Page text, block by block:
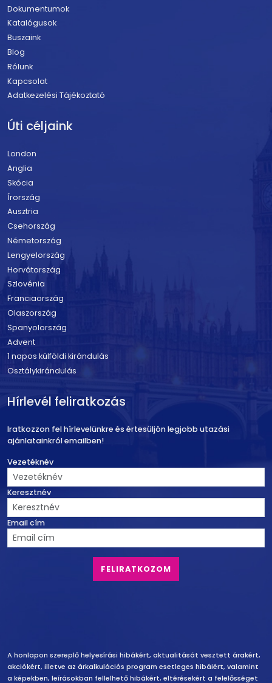
Dokumentumok
Katalógusok
Buszaink
Blog
Rólunk
Kapcsolat
Adatkezelési Tájékoztató
Úti céljaink
London
Anglia
Skócia
Írország
Ausztria
Csehország
Németország
Lengyelország
Horvátország
Szlovénia
Franciaország
Olaszország
Spanyolország
Advent
1 napos külföldi kirándulás
Osztálykirándulás
Hírlevél feliratkozás
Iratkozzon fel hírlevelünkre és értesüljön legjobb utazási
ajánlatainkról emailben!
Vezetéknév
Keresztnév
Email cím
Felelősség vállalás
A honlapon szereplő helyesírási hibákért, aktualitását vesztett árakért,
akciókért, illetve az árkalkulációs program esetleges hibáiért, valamint
a képekben, leírásokban fellelhető hibákért, eltérésekért a felelősséget